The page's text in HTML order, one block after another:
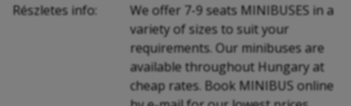
Részletes info:
We offer 7-9 seats MINIBUSES in a
variety of sizes to suit your
requirements. Our minibuses are
available throughout Hungary at
cheap rates. Book MINIBUS online